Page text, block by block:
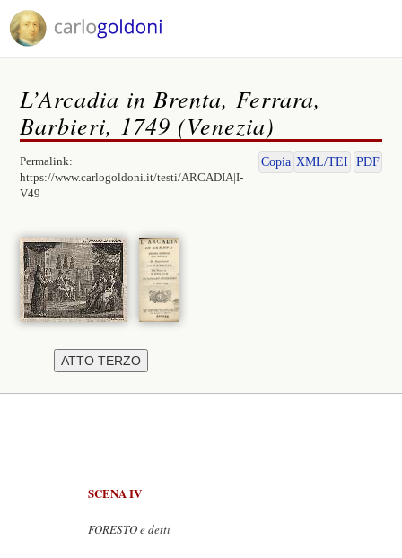
L’Arcadia in Brenta, Ferrara,
Barbieri, 1749 (Venezia)
Permalink:
https://www.carlogoldoni.it/testi/ARCADIA|I-
V49
Copia XML/TEI PDF
SCENA IV
FORESTO e detti